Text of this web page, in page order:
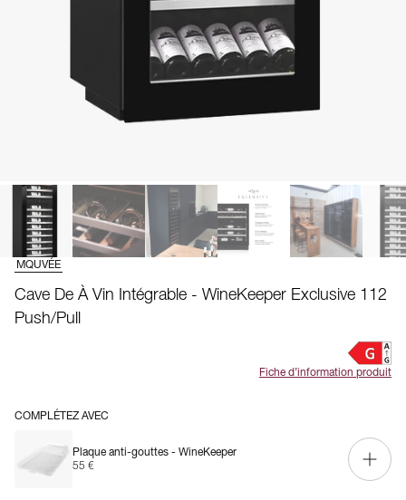
MQUVÉE
Cave De À Vin Intégrable - WineKeeper Exclusive 112
Push/Pull
Fiche d’information produit
COMPLÉTEZ AVEC
Plaque anti-gouttes - WineKeeper
55 €